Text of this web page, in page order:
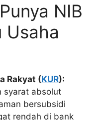
NIB
Usaha
Rakyat (KUR):
syarat absolut
bersubsidi
rendah di bank